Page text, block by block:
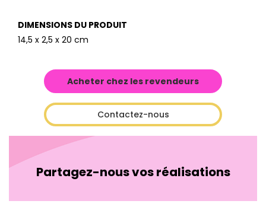
DIMENSIONS DU PRODUIT
14,5 x 2,5 x 20 cm
Acheter chez les revendeurs
Contactez-nous
Partagez-nous vos réalisations